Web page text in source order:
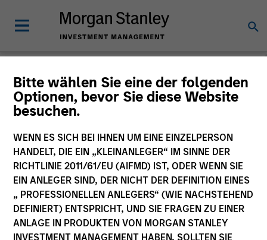
Bitte wählen Sie eine der folgenden
Optionen, bevor Sie diese Website
besuchen.
WENN ES SICH BEI IHNEN UM EINE EINZELPERSON
HANDELT, DIE EIN „KLEINANLEGER“ IM SINNE DER
RICHTLINIE 2011/61/EU (AIFMD) IST, ODER WENN SIE
EIN ANLEGER SIND, DER NICHT DER DEFINITION EINES
„ PROFESSIONELLEN ANLEGERS“ (WIE NACHSTEHEND
DEFINIERT) ENTSPRICHT, UND SIE FRAGEN ZU EINER
ANLAGE IN PRODUKTEN VON MORGAN STANLEY
INVESTMENT MANAGEMENT HABEN, SOLLTEN SIE
Morgan Stanley
Investment Funds
Änderung des Fondsvehikels